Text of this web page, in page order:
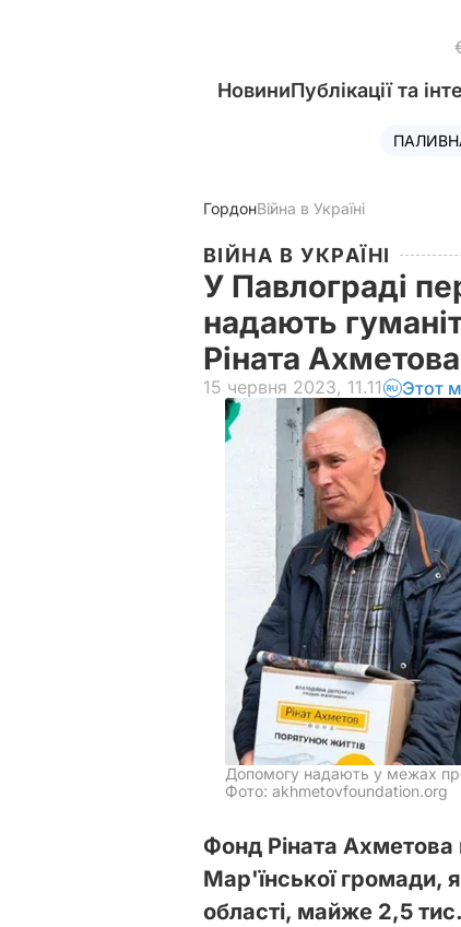
НовиниПублікації та
ГордонВійна в Україні
ВІЙНА В УКРАЇНІ
У Павлограді
надають
Ріната Ахметова
15 червня 2023, 11.11 Этот
Допомогу надають у межах
Фото: akhmetovfoundation.org
Фонд Ріната
Мар'їнської громади,
області, майже 2,5